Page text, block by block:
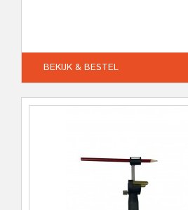
BEKIJK & BESTEL